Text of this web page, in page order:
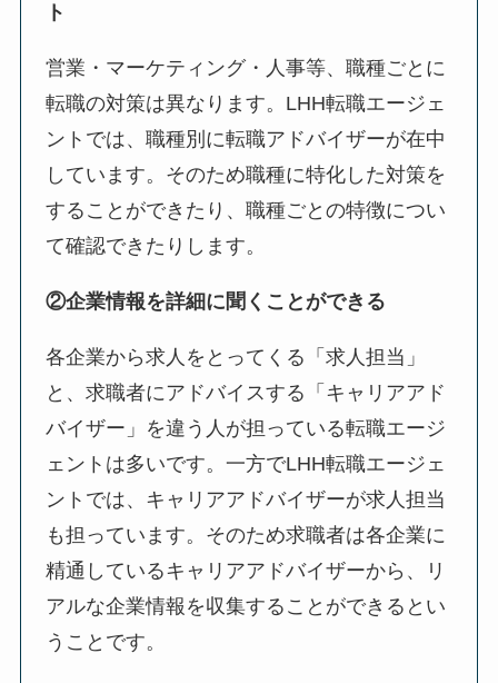
ト
営業・マーケティング・人事等、職種ごとに
転職の対策は異なります。LHH転職エージェ
ントでは、職種別に転職アドバイザーが在中
しています。そのため職種に特化した対策を
することができたり、職種ごとの特徴につい
て確認できたりします。
②企業情報を詳細に聞くことができる
各企業から求人をとってくる「求人担当」
と、求職者にアドバイスする「キャリアアド
バイザー」を違う人が担っている転職エージ
ェントは多いです。一方でLHH転職エージェ
ントでは、キャリアアドバイザーが求人担当
も担っています。そのため求職者は各企業に
精通しているキャリアアドバイザーから、リ
アルな企業情報を収集することができるとい
うことです。